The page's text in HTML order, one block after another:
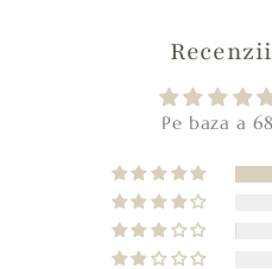
Pe baza a